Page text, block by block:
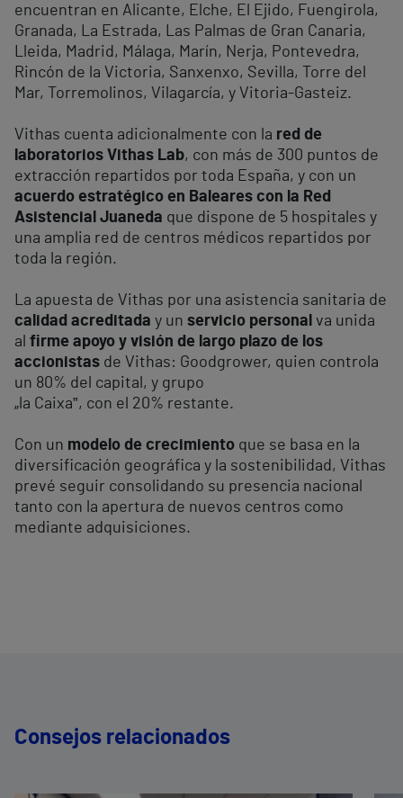
encuentran en Alicante, Elche, El Ejido, Fuengirola,
Granada, La Estrada, Las Palmas de Gran Canaria,
Lleida, Madrid, Málaga, Marín, Nerja, Pontevedra,
Rincón de la Victoria, Sanxenxo, Sevilla, Torre del
Mar, Torremolinos, Vilagarcía, y Vitoria-Gasteiz.
Vithas cuenta adicionalmente con la red de
laboratorios Vithas Lab, con más de 300 puntos de
extracción repartidos por toda España, y con un
acuerdo estratégico en Baleares con la Red
Asistencial Juaneda que dispone de 5 hospitales y
una amplia red de centros médicos repartidos por
toda la región.
La apuesta de Vithas por una asistencia sanitaria de
calidad acreditada y un servicio personal va unida
al firme apoyo y visión de largo plazo de los
accionistas de Vithas: Goodgrower, quien controla
un 80% del capital, y grupo
„la Caixa‟, con el 20% restante.
Con un modelo de crecimiento que se basa en la
diversificación geográfica y la sostenibilidad, Vithas
prevé seguir consolidando su presencia nacional
tanto con la apertura de nuevos centros como
mediante adquisiciones.
Consejos relacionados